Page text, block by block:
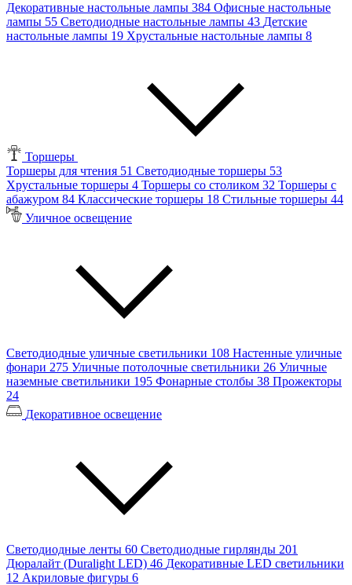
Декоративные настольные лампы 384 Офисные настольные
лампы 55 Светодиодные настольные лампы 43 Детские
настольные лампы 19 Хрустальные настольные лампы 8
Торшеры
Торшеры для чтения 51 Светодиодные торшеры 53
Хрустальные торшеры 4 Торшеры со столиком 32 Торшеры с
абажуром 84 Классические торшеры 18 Стильные торшеры 44
Уличное освещение
Светодиодные уличные светильники 108 Настенные уличные
фонари 275 Уличные потолочные светильники 26 Уличные
наземные светильники 195 Фонарные столбы 38 Прожекторы
24
Декоративное освещение
Светодиодные ленты 60 Светодиодные гирлянды 201
Дюралайт (Duralight LED) 46 Декоративные LED светильники
12 Акриловые фигуры 6